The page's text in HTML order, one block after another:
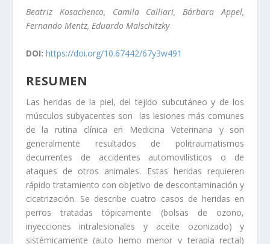
Beatriz Kosachenco, Camila Calliari, Bárbara Appel,
Fernando Mentz, Eduardo Malschitzky
DOI: https://doi.org/10.67442/67y3w491
RESUMEN
Las heridas de la piel, del tejido subcutáneo y de los
músculos subyacentes son las lesiones más comunes
de la rutina clínica en Medicina Veterinaria y son
generalmente resultados de politraumatismos
decurrentes de accidentes automovilísticos o de
ataques de otros animales. Estas heridas requieren
rápido tratamiento con objetivo de descontaminación y
cicatrización. Se describe cuatro casos de heridas en
perros tratadas tópicamente (bolsas de ozono,
inyecciones intralesionales y aceite ozonizado) y
sistémicamente (auto hemo menor y terapia rectal)